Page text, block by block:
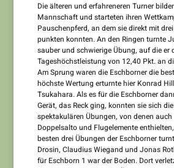
Die älteren und erfahreneren Turner
Mannschaft und starteten ihren
Pauschenpferd, an dem sie direkt mit
punkten konnten. An den Ringen turnte
sauber und schwierige Übung, auf die er
Tageshöchstleistung von 12,40 Pkt. an
Am Sprung waren die Eschborner die
höchste Wertung erturnte hier Konrad
Tsukahara. Als es für die Eschborner
Gerät, das Reck ging, konnten sie sich
spektakulären Übungen, von denen auch
Doppelsalto und Flugelemente
besten drei Übungen der Eschborner
Drosin, Claudius Wiegand und Jonas
für Eschborn 1 war der Boden. Dort